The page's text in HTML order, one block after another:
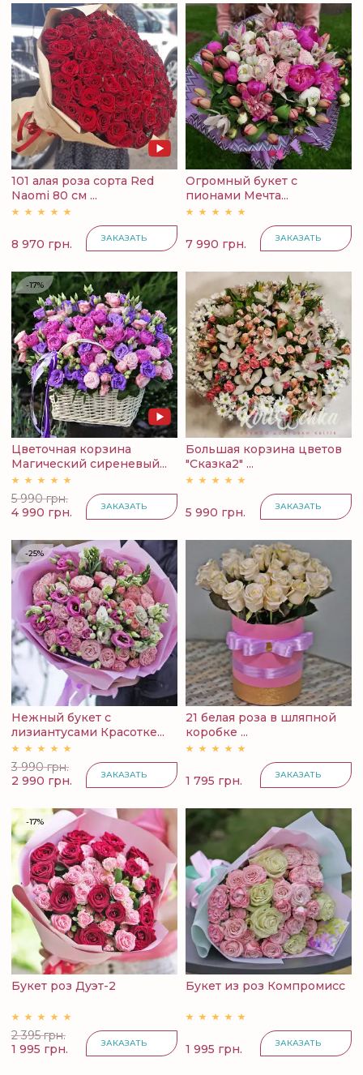
101 алая роза сорта Red
Naomi 80 см ...
8 970 грн. ЗАКАЗАТЬ
Огромный букет с
пионами Мечта...
7 990 грн. ЗАКАЗАТЬ
-17%
Цветочная корзина
Магический сиреневый...
5 990 грн.
4 990 грн.
ЗАКАЗАТЬ
Большая корзина цветов
"Сказка2" ...
5 990 грн. ЗАКАЗАТЬ
-25%
Нежный букет с
лизиантусами Красотке...
3 990 грн.
2 990 грн.
ЗАКАЗАТЬ
21 белая роза в шляпной
коробке ...
1 795 грн. ЗАКАЗАТЬ
-17%
Букет роз Дуэт-2
2 395 грн.
1 995 грн.
ЗАКАЗАТЬ
Букет из роз Компромисс
1 995 грн. ЗАКАЗАТЬ